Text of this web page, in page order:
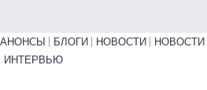
Primary links bottom
АНОНСЫ БЛОГИ НОВОСТИ
ИНТЕРВЬЮ